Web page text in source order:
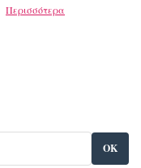
Περισσότερα
OK